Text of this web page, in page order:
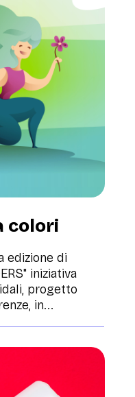
colori
edizione di
iniziativa
progetto
in...